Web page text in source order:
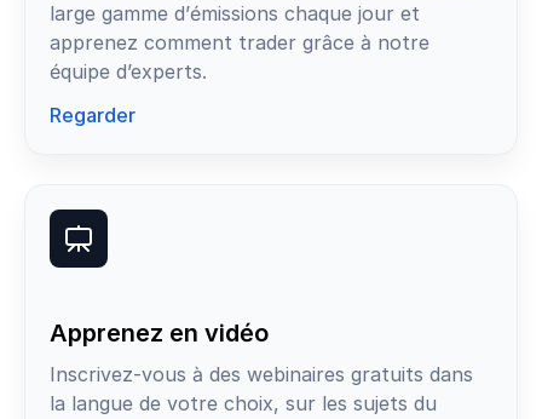
large gamme d’émissions chaque jour et
apprenez comment trader grâce à notre
équipe d’experts.
Regarder
Apprenez en vidéo
Inscrivez-vous à des webinaires gratuits dans
la langue de votre choix, sur les sujets du